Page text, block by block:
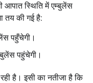
आपात स्थिति में एम्बुलेंस
तय की गई है:
पहुँचेगी।
पहुंचेगी।
है। इसी का नतीजा है कि